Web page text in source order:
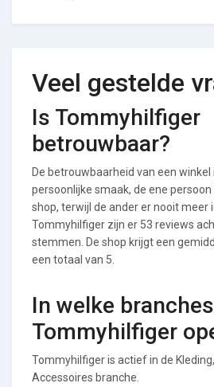
Veel gestelde
Is Tommyhilfiger
betrouwbaar?
De betrouwbaarheid van een winkel
persoonlijke smaak, de ene persoon
shop, terwijl de ander er nooit meer
Tommyhilfiger zijn er 53 reviews
stemmen. De shop krijgt een
een totaal van 5.
In welke
Tommyhilfiger
Tommyhilfiger is actief in de
Accessoires branche.